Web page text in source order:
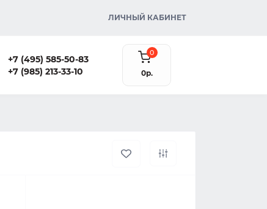
ЛИЧНЫЙ КАБИНЕТ
+7 (495) 585-50-83
+7 (985) 213-33-10
0
0р.